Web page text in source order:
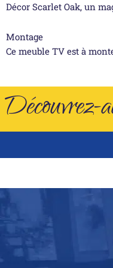
Décor Scarlet Oak, un
Montage
Ce meuble TV est à
Découvrez-